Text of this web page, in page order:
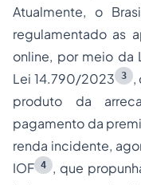
Atualmente, o
regulamentado as
online, por meio da
Lei 14.790/2023
3 ,
produto da
pagamento da
renda incidente,
IOF 4
, que